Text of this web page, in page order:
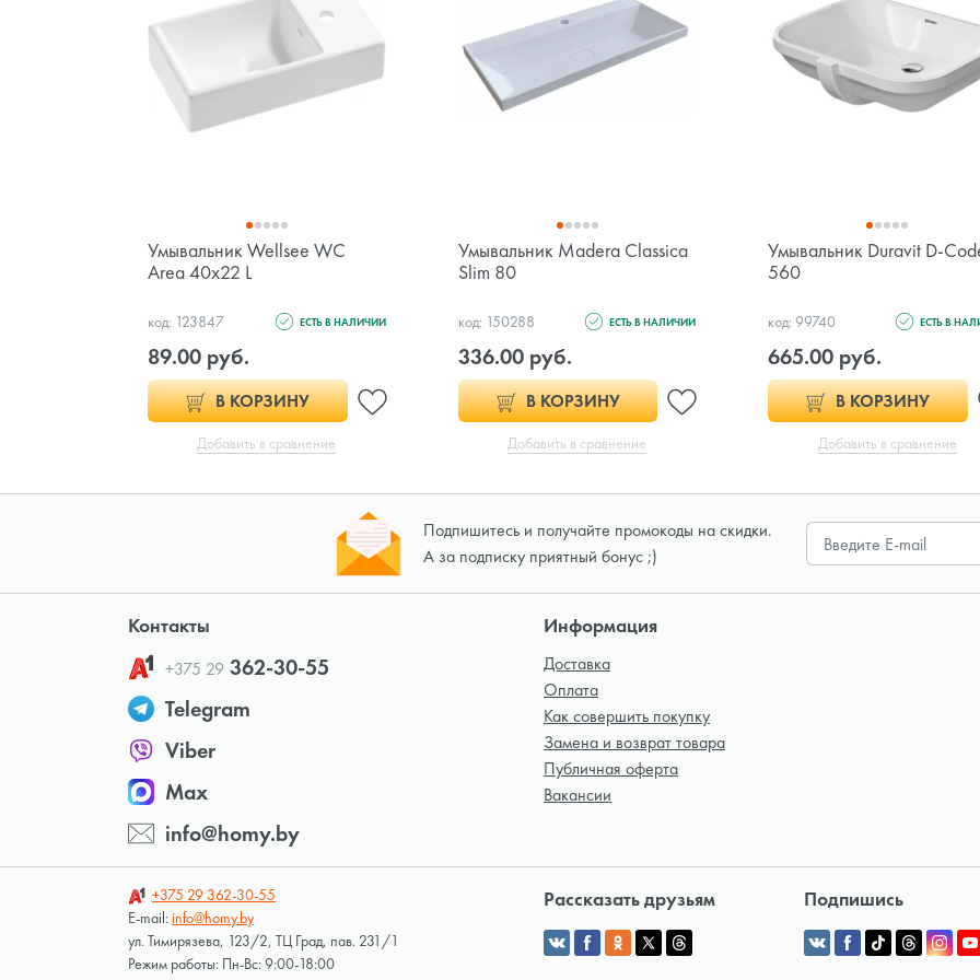
Умывальник Wellsee WC
Area 40x22 L
код: 123847 ЕСТЬ В НАЛИЧИИ
89.00 руб.
В КОРЗИНУ
Добавить в сравнение
Умывальник Madera Classica
Slim 80
код: 150288 ЕСТЬ В НАЛИЧИИ
336.00 руб.
В КОРЗИНУ
Добавить в сравнение
Умывальник Duravit D-
560
код: 99740 ЕСТЬ В
665.00 руб.
В КОРЗИНУ
Добавить в сравнение
Подпишитесь и получайте промокоды на скидки.
А за подписку приятный бонус ;)
Контакты
+375 29 362-30-55
Telegram
Viber
Max
info@homy.by
Информация
Доставка
Оплата
Как совершить покупку
Замена и возврат товара
Публичная оферта
Вакансии
+375 29 362-30-55
E-mail:info@homy.by
ул. Тимирязева, 123/2, ТЦ Град, пав. 231/1
Режим работы: Пн-Вс: 9:00-18:00
Рассказать друзьям Подпишись